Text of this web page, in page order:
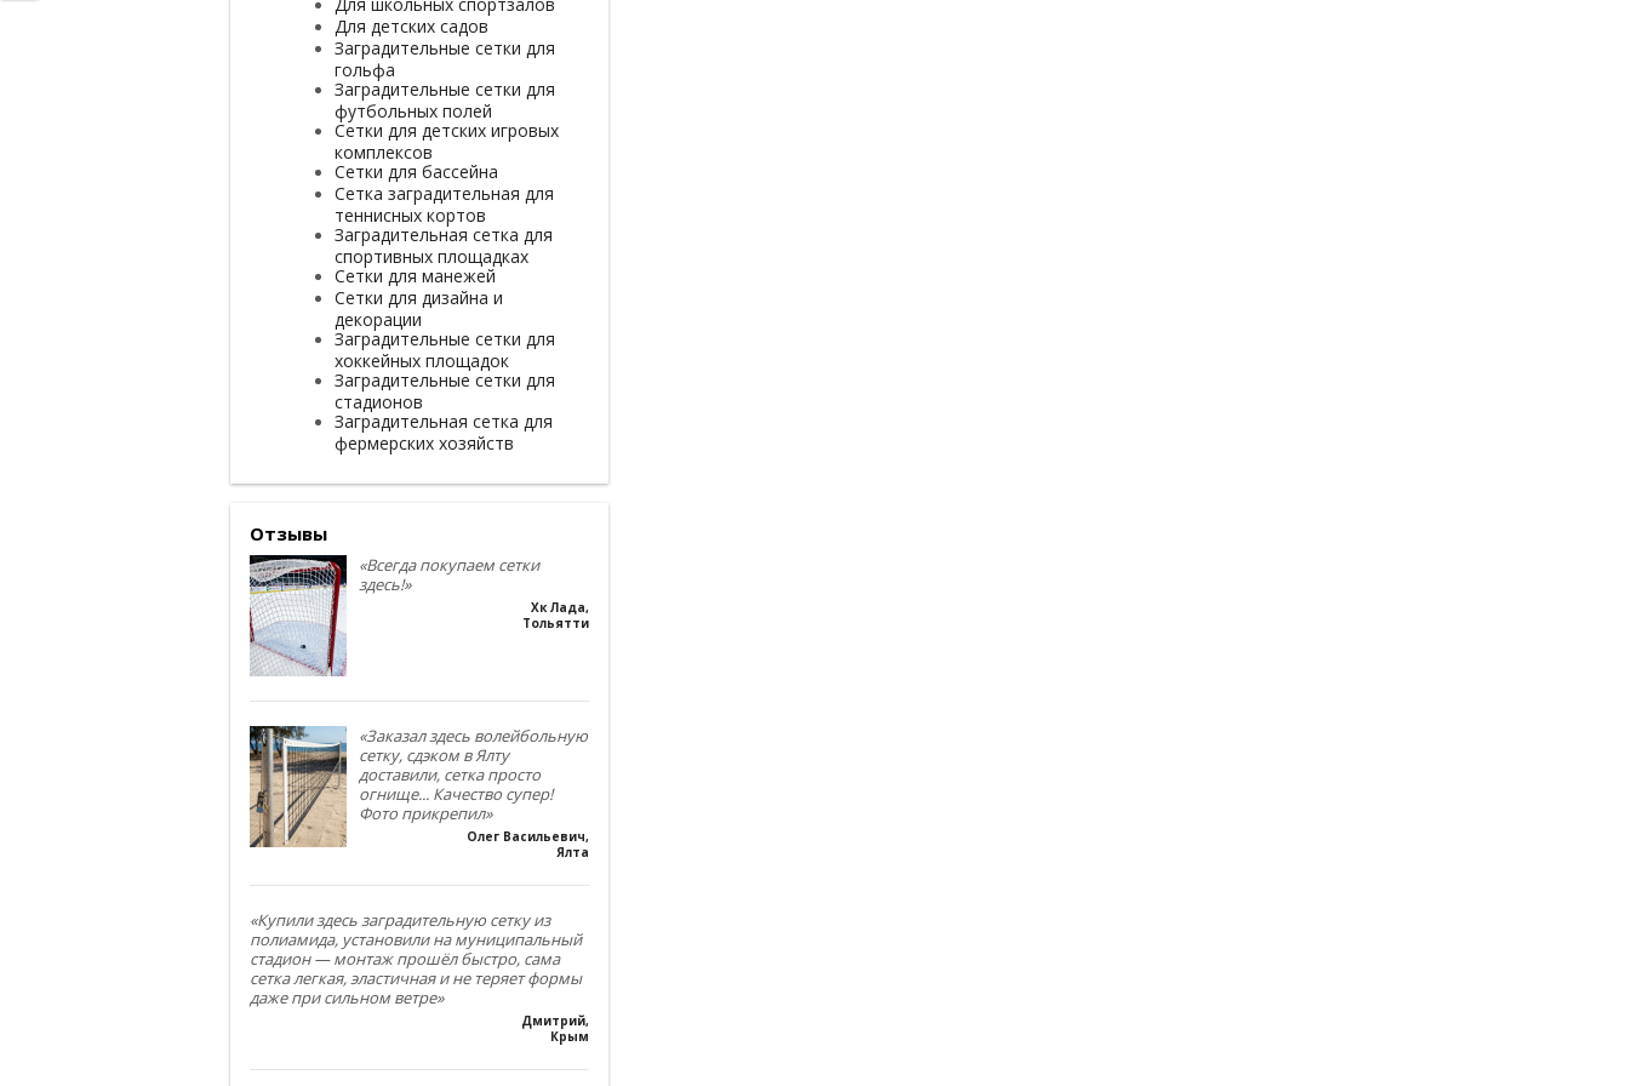
Для детских садов
Заградительные сетки для
гольфа
Заградительные сетки для
футбольных полей
Сетки для детских игровых
комплексов
Сетки для бассейна
Сетка заградительная для
теннисных кортов
Заградительная сетка для
спортивных площадках
Сетки для манежей
Сетки для дизайна и
декорации
Заградительные сетки для
хоккейных площадок
Заградительные сетки для
стадионов
Заградительная сетка для
фермерских хозяйств
Отзывы
«Всегда покупаем сетки
здесь!»
Хк Лада,
Тольятти
«Заказал здесь волейбольную
сетку, сдэком в Ялту
доставили, сетка просто
огнище... Качество супер!
Фото прикрепил»
Олег Васильевич,
Ялта
«Купили здесь заградительную сетку из
полиамида, установили на муниципальный
стадион — монтаж прошёл быстро, сама
сетка легкая, эластичная и не теряет формы
даже при сильном ветре»
Дмитрий,
Крым